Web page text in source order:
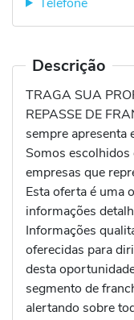
Descrição
TRAGA SUA
REPASSE DE
sempre apresenta
Somos
empresas que
Esta oferta é uma
informações
Informações
oferecidas para
desta
segmento de
alertando sobre